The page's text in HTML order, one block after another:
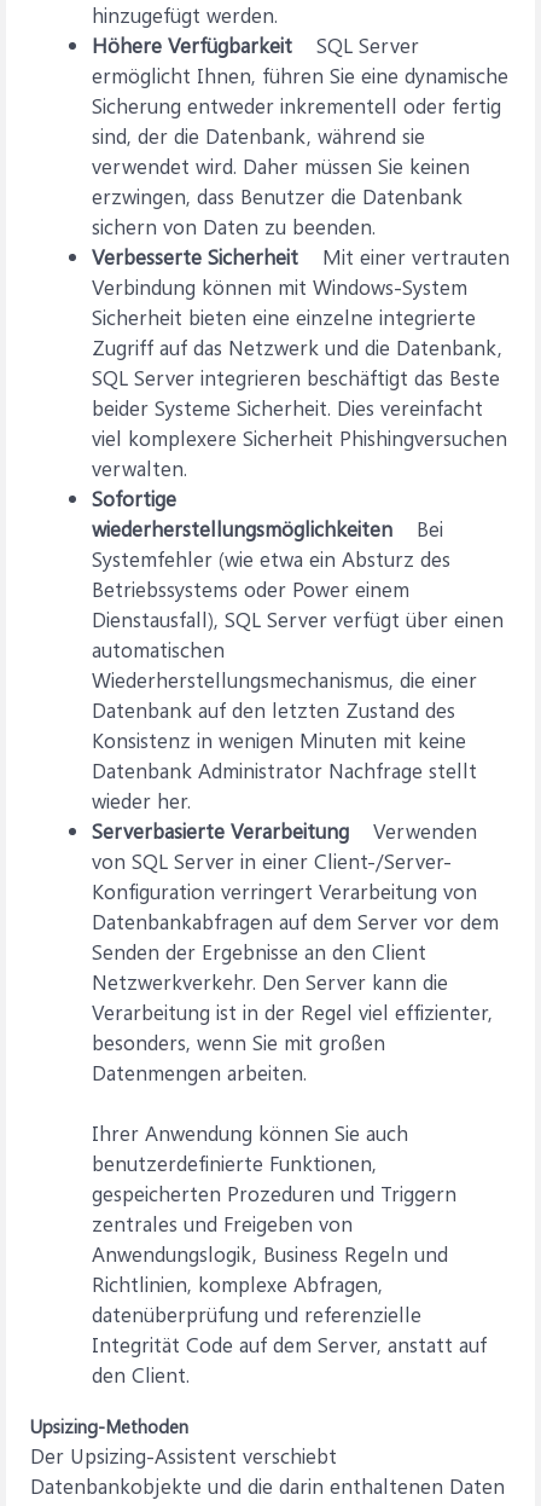
hinzugefügt werden.
Höhere Verfügbarkeit SQL Server
ermöglicht Ihnen, führen Sie eine dynamische
Sicherung entweder inkrementell oder fertig
sind, der die Datenbank, während sie
verwendet wird. Daher müssen Sie keinen
erzwingen, dass Benutzer die Datenbank
sichern von Daten zu beenden.
Verbesserte Sicherheit Mit einer vertrauten
Verbindung können mit Windows-System
Sicherheit bieten eine einzelne integrierte
Zugriff auf das Netzwerk und die Datenbank,
SQL Server integrieren beschäftigt das Beste
beider Systeme Sicherheit. Dies vereinfacht
viel komplexere Sicherheit Phishingversuchen
verwalten.
Sofortige
wiederherstellungsmöglichkeiten Bei
Systemfehler (wie etwa ein Absturz des
Betriebssystems oder Power einem
Dienstausfall), SQL Server verfügt über einen
automatischen
Wiederherstellungsmechanismus, die einer
Datenbank auf den letzten Zustand des
Konsistenz in wenigen Minuten mit keine
Datenbank Administrator Nachfrage stellt
wieder her.
Serverbasierte Verarbeitung Verwenden
von SQL Server in einer Client-/Server-
Konfiguration verringert Verarbeitung von
Datenbankabfragen auf dem Server vor dem
Senden der Ergebnisse an den Client
Netzwerkverkehr. Den Server kann die
Verarbeitung ist in der Regel viel effizienter,
besonders, wenn Sie mit großen
Datenmengen arbeiten.
Ihrer Anwendung können Sie auch
benutzerdefinierte Funktionen,
gespeicherten Prozeduren und Triggern
zentrales und Freigeben von
Anwendungslogik, Business Regeln und
Richtlinien, komplexe Abfragen,
datenüberprüfung und referenzielle
Integrität Code auf dem Server, anstatt auf
den Client.
Upsizing-Methoden
Der Upsizing-Assistent verschiebt
Datenbankobjekte und die darin enthaltenen Daten